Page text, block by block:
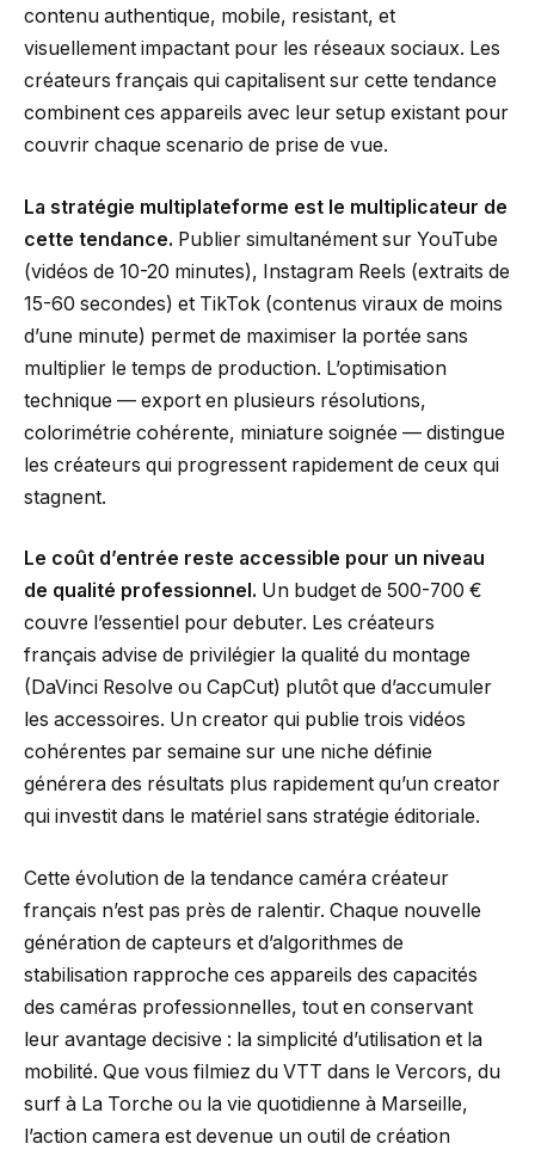
contenu authentique, mobile, resistant, et
visuellement impactant pour les réseaux sociaux. Les
créateurs français qui capitalisent sur cette tendance
combinent ces appareils avec leur setup existant pour
couvrir chaque scenario de prise de vue.
La stratégie multiplateforme est le multiplicateur de
cette tendance. Publier simultanément sur YouTube
(vidéos de 10-20 minutes), Instagram Reels (extraits de
15-60 secondes) et TikTok (contenus viraux de moins
d’une minute) permet de maximiser la portée sans
multiplier le temps de production. L’optimisation
technique — export en plusieurs résolutions,
colorimétrie cohérente, miniature soignée — distingue
les créateurs qui progressent rapidement de ceux qui
stagnent.
Le coût d’entrée reste accessible pour un niveau
de qualité professionnel. Un budget de 500-700 €
couvre l’essentiel pour debuter. Les créateurs
français advise de privilégier la qualité du montage
(DaVinci Resolve ou CapCut) plutôt que d’accumuler
les accessoires. Un creator qui publie trois vidéos
cohérentes par semaine sur une niche définie
générera des résultats plus rapidement qu’un creator
qui investit dans le matériel sans stratégie éditoriale.
Cette évolution de la tendance caméra créateur
français n’est pas près de ralentir. Chaque nouvelle
génération de capteurs et d’algorithmes de
stabilisation rapproche ces appareils des capacités
des caméras professionnelles, tout en conservant
leur avantage decisive : la simplicité d’utilisation et la
mobilité. Que vous filmiez du VTT dans le Vercors, du
surf à La Torche ou la vie quotidienne à Marseille,
l’action camera est devenue un outil de création